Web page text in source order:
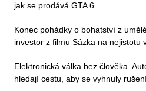
jak se prodává GTA 6
Konec pohádky o bohatství z
investor z filmu Sázka na nejistotu
Elektronická válka bez člověka.
hledají cestu, aby se vyhnuly